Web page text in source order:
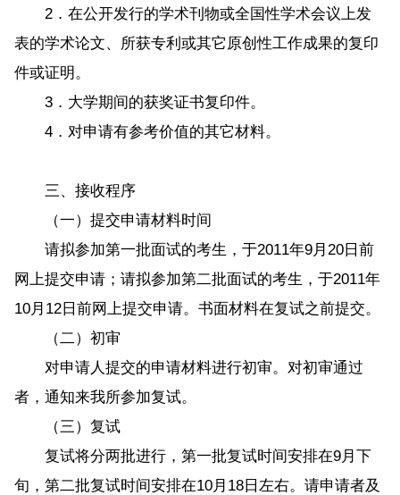
2．在公开发行的学术刊物或全国性学术会议上发
表的学术论文、所获专利或其它原创性工作成果的复印
件或证明。
3．大学期间的获奖证书复印件。
4．对申请有参考价值的其它材料。
三、接收程序
（一）提交申请材料时间
请拟参加第一批面试的考生，于2011年9月20日前
网上提交申请；请拟参加第二批面试的考生，于2011年
10月12日前网上提交申请。书面材料在复试之前提交。
（二）初审
对申请人提交的申请材料进行初审。对初审通过
者，通知来我所参加复试。
（三）复试
复试将分两批进行，第一批复试时间安排在9月下
旬，第二批复试时间安排在10月18日左右。请申请者及